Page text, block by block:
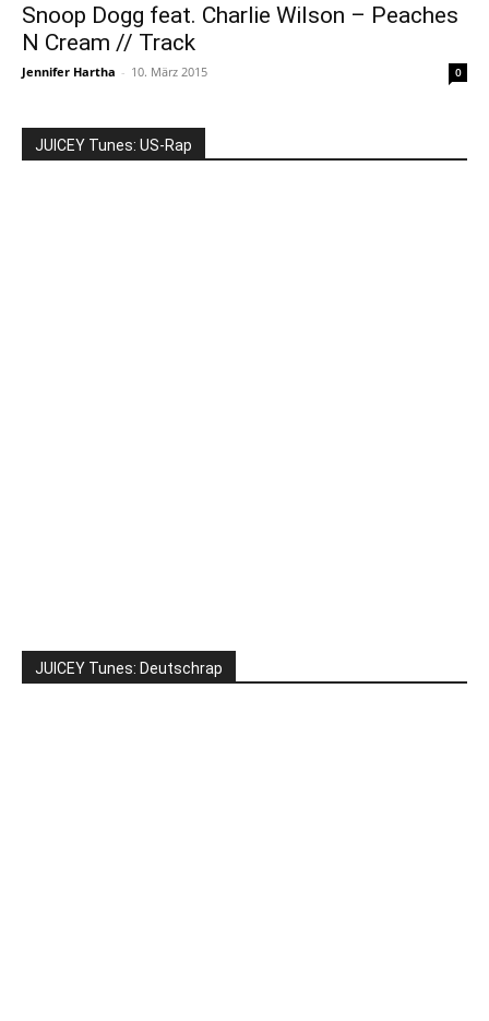
Snoop Dogg feat. Charlie Wilson – Peaches
N Cream // Track
Jennifer Hartha - 10. März 2015 0
JUICEY Tunes: US-Rap
JUICEY Tunes: Deutschrap